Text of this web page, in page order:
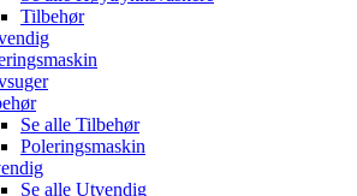
Tilbehør
Se alle Tilbehør
Poleringsmaskin
Se alle Utvendig